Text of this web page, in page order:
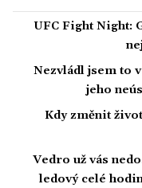
UFC Fight Night:
Nezvládl jsem to
jeho
Kdy změnit
Vedro už vás
ledový celé